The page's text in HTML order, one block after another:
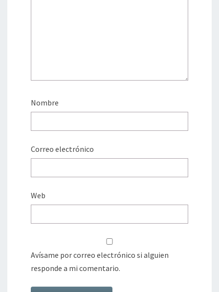
Nombre
Correo electrónico
Web
Avísame por correo electrónico si alguien
responde a mi comentario.